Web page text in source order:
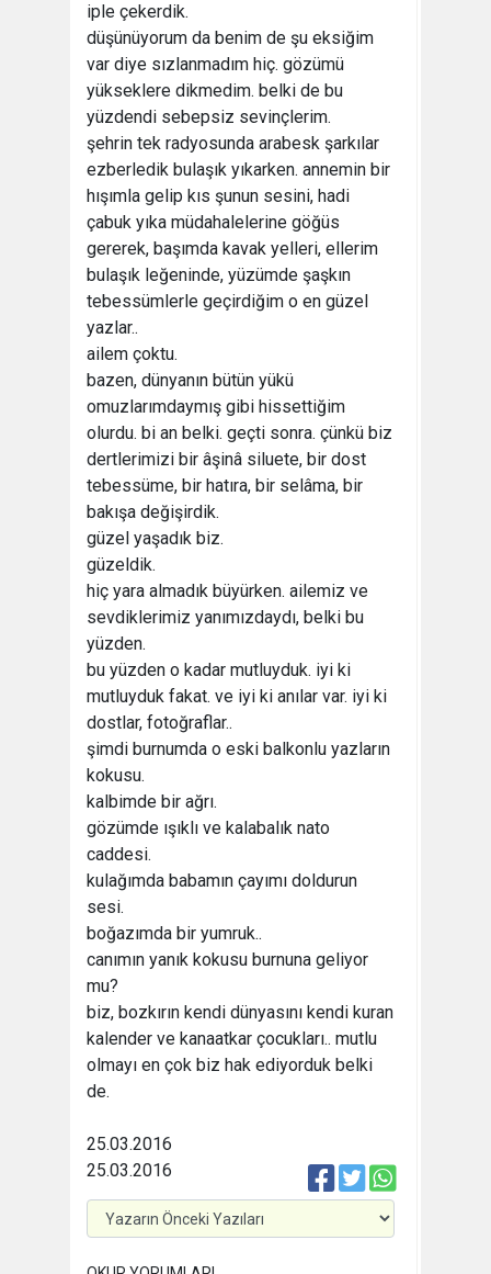
iple çekerdik.
düşünüyorum da benim de şu eksiğim
var diye sızlanmadım hiç. gözümü
yükseklere dikmedim. belki de bu
yüzdendi sebepsiz sevinçlerim.
şehrin tek radyosunda arabesk şarkılar
ezberledik bulaşık yıkarken. annemin bir
hışımla gelip kıs şunun sesini, hadi
çabuk yıka müdahalelerine göğüs
gererek, başımda kavak yelleri, ellerim
bulaşık leğeninde, yüzümde şaşkın
tebessümlerle geçirdiğim o en güzel
yazlar..
ailem çoktu.
bazen, dünyanın bütün yükü
omuzlarımdaymış gibi hissettiğim
olurdu. bi an belki. geçti sonra. çünkü biz
dertlerimizi bir âşinâ siluete, bir dost
tebessüme, bir hatıra, bir selâma, bir
bakışa değişirdik.
güzel yaşadık biz.
güzeldik.
hiç yara almadık büyürken. ailemiz ve
sevdiklerimiz yanımızdaydı, belki bu
yüzden.
bu yüzden o kadar mutluyduk. iyi ki
mutluyduk fakat. ve iyi ki anılar var. iyi ki
dostlar, fotoğraflar..
şimdi burnumda o eski balkonlu yazların
kokusu.
kalbimde bir ağrı.
gözümde ışıklı ve kalabalık nato
caddesi.
kulağımda babamın çayımı doldurun
sesi.
boğazımda bir yumruk..
canımın yanık kokusu burnuna geliyor
mu?
biz, bozkırın kendi dünyasını kendi kuran
kalender ve kanaatkar çocukları.. mutlu
olmayı en çok biz hak ediyorduk belki
de.
25.03.2016
25.03.2016